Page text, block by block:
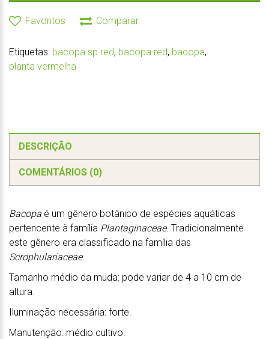
Favoritos Comparar
Etiquetas: bacopa sp red, bacopa red, bacopa,
planta vermelha
DESCRIÇÃO
COMENTÁRIOS (0)
Bacopa é um gênero botânico de espécies aquáticas
pertencente à família Plantaginaceae. Tradicionalmente
este gênero era classificado na família das
Scrophulariaceae.
Tamanho médio da muda: pode variar de 4 a 10 cm de
altura.
Iluminação necessária: forte.
Manutenção: médio cultivo.